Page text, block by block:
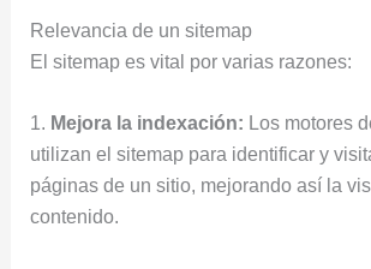
Relevancia de un sitemap
El sitemap es vital por varias razones:
1. Mejora la indexación: Los motores
utilizan el sitemap para identificar y
páginas de un sitio, mejorando así la
contenido.